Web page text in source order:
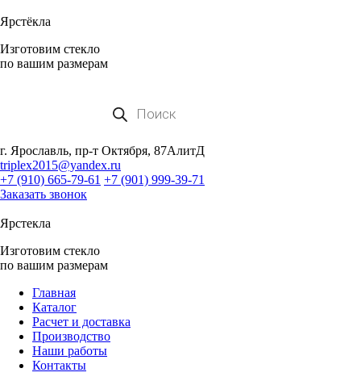
Ярстёкла
Изготовим стекло
по вашим размерам
товаров
г. Ярославль, пр-т Октября, 87АлитД
triplex2015@yandex.ru
+7 (910) 665-79-61 +7 (901) 999-39-71
Заказать звонок
Ярстекла
Изготовим стекло
по вашим размерам
Главная
Каталог
Расчет и доставка
Производство
Наши работы
Контакты